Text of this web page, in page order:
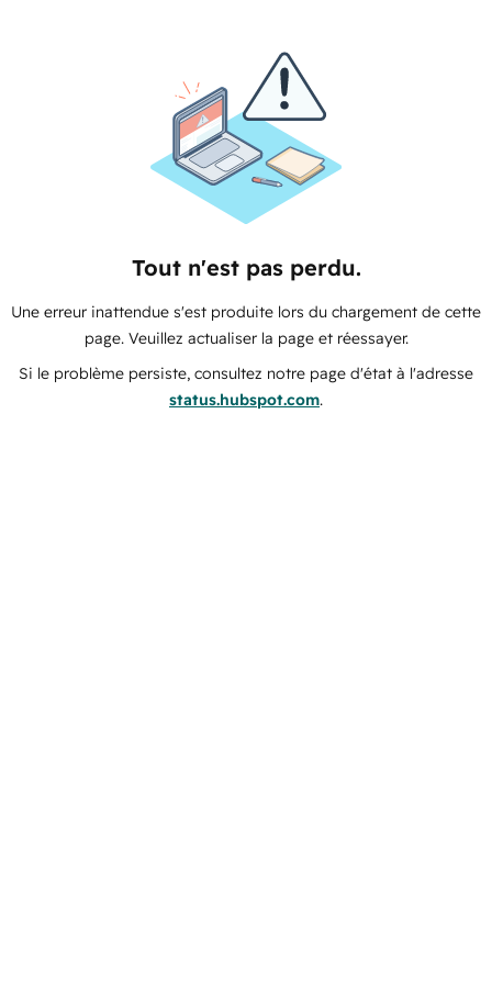
Tout n'est pas perdu.
Une erreur inattendue s'est produite lors du chargement de cette
page. Veuillez actualiser la page et réessayer.
Si le problème persiste, consultez notre page d'état à l'adresse
status.hubspot.com.